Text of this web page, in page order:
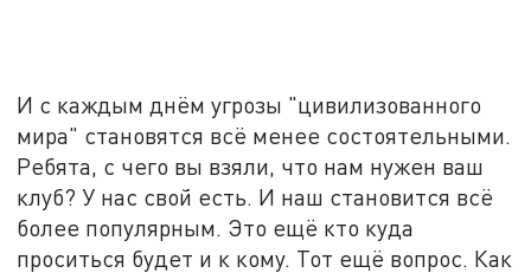
И с каждым днём угрозы "цивилизованного
мира" становятся всё менее состоятельными.
Ребята, с чего вы взяли, что нам нужен ваш
клуб? У нас свой есть. И наш становится всё
более популярным. Это ещё кто куда
проситься будет и к кому. Тот ещё вопрос. Как